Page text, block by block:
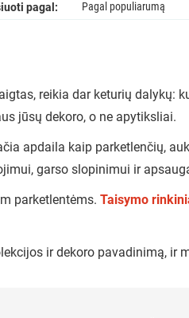
pagal:
reikia dar keturių dalykų:
jūsų dekoro, o ne apytiksliai.
apdaila kaip parketlenčių,
garso slopinimui ir
parketlentėms. Taisymo
ir dekoro pavadinimą, ir